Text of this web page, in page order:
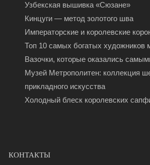
Узбекская вышивка «Сюзане»
Кинцуги — метод золотого шва
Императорские и королевские
Топ 10 самых богатых художников
Вазочки, которые оказались
Музей Метрополитен: коллекция
прикладного искусства
Холодный блеск королевских
КОНТАКТЫ